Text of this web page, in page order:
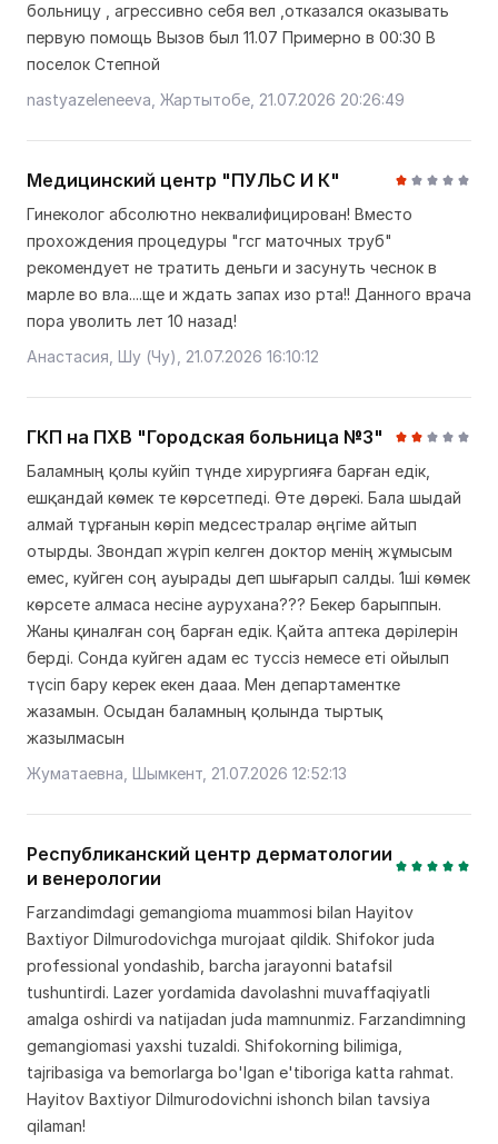
больницу , агрессивно себя вел ,отказался оказывать
первую помощь Вызов был 11.07 Примерно в 00:30 В
поселок Степной
nastyazeleneeva, Жартытобе, 21.07.2026 20:26:49
Медицинский центр "ПУЛЬС И К"
Гинеколог абсолютно неквалифицирован! Вместо
прохождения процедуры "гсг маточных труб"
рекомендует не тратить деньги и засунуть чеснок в
марле во вла....ще и ждать запах изо рта!! Данного врача
пора уволить лет 10 назад!
Анастасия, Шу (Чу), 21.07.2026 16:10:12
ГКП на ПХВ "Городская больница №3"
Баламның қолы куйіп түнде хирургияға барған едік,
ешқандай көмек те көрсетпеді. Өте дөрекі. Бала шыдай
алмай тұрғанын көріп медсестралар әңгіме айтып
отырды. Звондап жүріп келген доктор менің жұмысым
емес, куйген соң ауырады деп шығарып салды. 1ші көмек
көрсете алмаса несіне аурухана??? Бекер барыппын.
Жаны қиналған соң барған едік. Қайта аптека дәрілерін
берді. Сонда куйген адам ес туссіз немесе еті ойылып
түсіп бару керек екен дааа. Мен департаментке
жазамын. Осыдан баламның қолында тыртық
жазылмасын
Жуматаевна, Шымкент, 21.07.2026 12:52:13
Республиканский центр дерматологии
и венерологии
Farzandimdagi gemangioma muammosi bilan Hayitov
Baxtiyor Dilmurodovichga murojaat qildik. Shifokor juda
professional yondashib, barcha jarayonni batafsil
tushuntirdi. Lazer yordamida davolashni muvaffaqiyatli
amalga oshirdi va natijadan juda mamnunmiz. Farzandimning
gemangiomasi yaxshi tuzaldi. Shifokorning bilimiga,
tajribasiga va bemorlarga bo'lgan e'tiboriga katta rahmat.
Hayitov Baxtiyor Dilmurodovichni ishonch bilan tavsiya
qilaman!